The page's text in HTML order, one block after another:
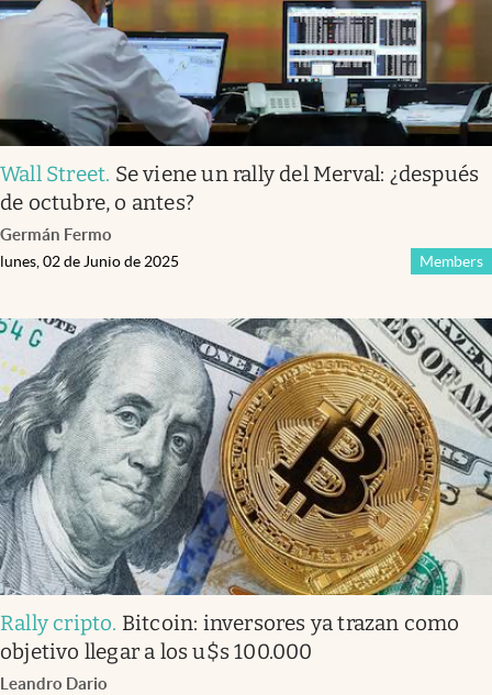
Wall Street. Se viene un rally del Merval: ¿después
de octubre, o antes?
Germán Fermo
Members
lunes, 02 de Junio de 2025
Rally cripto. Bitcoin: inversores ya trazan como
objetivo llegar a los u$s 100.000
Leandro Dario